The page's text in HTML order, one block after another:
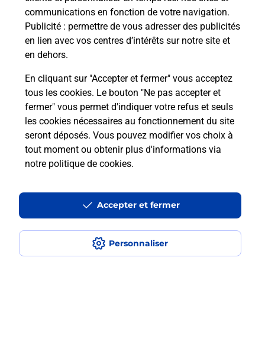
communications en fonction de votre navigation.
Publicité : permettre de vous adresser des publicités
en lien avec vos centres d’intérêts sur notre site et
en dehors.
En cliquant sur "Accepter et fermer" vous acceptez
tous les cookies. Le bouton "Ne pas accepter et
fermer" vous permet d'indiquer votre refus et seuls
les cookies nécessaires au fonctionnement du site
seront déposés. Vous pouvez modifier vos choix à
tout moment ou obtenir plus d'informations via
notre politique de cookies.
Personnaliser
Accepter et fermer
Questions fréquemment posées
Quel est le prix d’une photocopie ?
Où faire des photocopies à proximité
?
Comment faire des photocopies ?
MONTARGIS LA CHAUSSEE
Photocopier